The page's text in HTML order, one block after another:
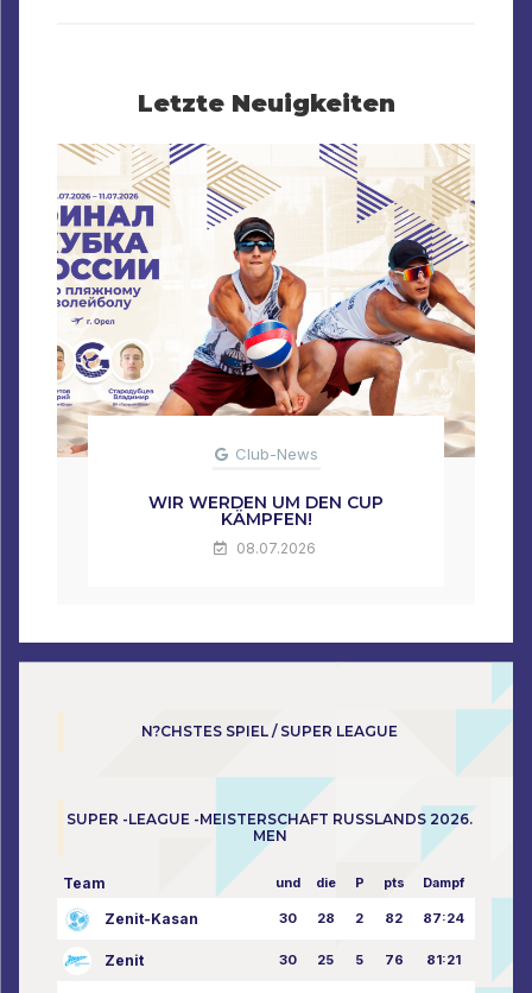
Letzte Neuigkeiten
Club-News
WIR WERDEN UM DEN CUP
KÄMPFEN!
08.07.2026
N?CHSTES SPIEL / SUPER LEAGUE
SUPER -LEAGUE -MEISTERSCHAFT RUSSLANDS 2026.
MEN
Team und die P pts Dampf
Zenit-Kasan 30 28 2 82 87:24
Zenit 30 25 5 76 81:21